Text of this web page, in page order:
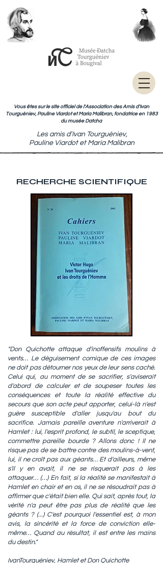
Vous êtes sur le site officiel de l'Association des Amis d'Ivan
Tourguéniev, Pauline Viardot et Maria Malibran, fondatrice en 1983
du musée Datcha
Les amis d'Ivan Tourguéniev,
Pauline Viardot et Maria Malibran
RECHERCHE SCIENTIFIQUE
"Don Quichotte attaque d'inoffensifs moulins à
vents… Le déguisement comique de ces images
ne doit pas détourner nos yeux de leur sens caché.
Celui qui, au moment de se sacrifier, s'aviserait
d'abord de calculer et de soupeser toutes les
conséquences et toute la réalité effective du
secours que son acte peut apporter, celui-là n'est
guère susceptible d'aller jusqu'au bout du
sacrifice. Jamais pareille aventure n'arriverait à
Hamlet : lui, l'esprit profond, le subtil, le sceptique,
commettre pareille bourde ? Allons donc ! Il ne
risque pas de se battre contre des moulins-à-vent,
lui, il ne croît pas aux géants… Et d'ailleurs, même
s'il y en avait, il ne se risquerait pas à les
attaquer… (…) En fait, si la réalité se manifestait à
Hamlet en chair et en os, il ne se résoudrait pas à
affirmer que c'était bien elle. Qui sait, après tout, la
vérité n'a peut être pas plus de réalité que les
géants ? (...) C'est pourquoi l'essentiel est, à mon
avis, la sincérité et la force de conviction elle-
même… Quand au résultat, il est entre les mains
du destin."
IvanTourguéniev, Hamlet et Don Quichotte